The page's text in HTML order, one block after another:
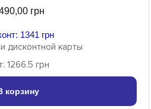
грн
1341 грн
дисконтной карты
1266.5 грн
корзину